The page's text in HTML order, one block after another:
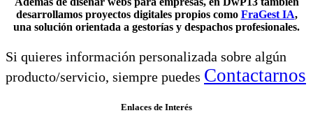
desarrollamos proyectos digitales propios como FraGest IA,
una solución orientada a gestorías y despachos profesionales.
Si quieres información personalizada sobre algún
producto/servicio, siempre puedes Contactarnos
Enlaces de Interés